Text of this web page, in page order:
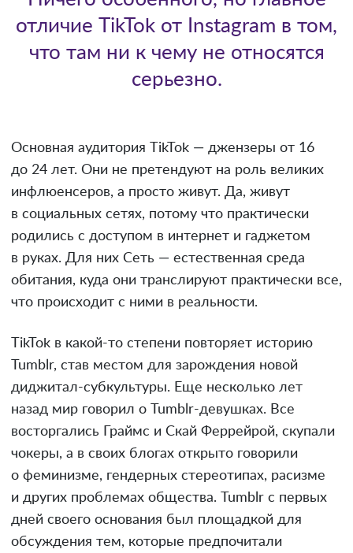
отличие TikTok от Instagram в том,
что там ни к чему не относятся
серьезно.
Основная аудитория TikTok — джензеры от 16
до 24 лет. Они не претендуют на роль великих
инфлюенсеров, а просто живут. Да, живут
в социальных сетях, потому что практически
родились с доступом в интернет и гаджетом
в руках. Для них Сеть — естественная среда
обитания, куда они транслируют практически все,
что происходит с ними в реальности.
TikTok в какой-то степени повторяет историю
Tumblr, став местом для зарождения новой
диджитал-субкультуры. Еще несколько лет
назад мир говорил о Tumblr-девушках. Все
восторгались Граймс и Скай Феррейрой, скупали
чокеры, а в своих блогах открыто говорили
о феминизме, гендерных стереотипах, расизме
и других проблемах общества. Tumblr с первых
дней своего основания был площадкой для
обсуждения тем, которые предпочитали